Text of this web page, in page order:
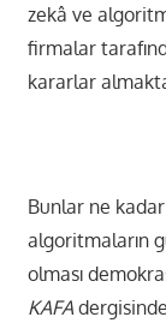
zekâ ve
firmalar
kararlar
Bunlar ne
algoritmaların
olması
KAFAdergisinde